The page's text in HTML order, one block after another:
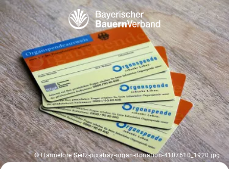
© Hannelore Seitz-pixabay-organ-donation-4107610_1920.jpg